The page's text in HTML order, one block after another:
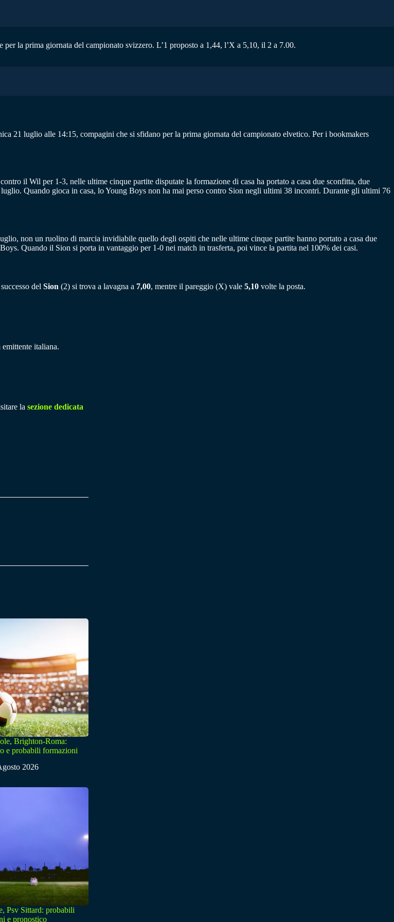
per la prima giornata del campionato svizzero. L’1 proposto a 1,44, l’X a 5,10, il 2 a 7.00.
21 luglio alle 14:15, compagini che si sfidano per la prima giornata del campionato elvetico. Per i bookmakers
il Wil per 1-3, nelle ultime cinque partite disputate la formazione di casa ha portato a casa due sconfitta, due
Quando gioca in casa, lo Young Boys non ha mai perso contro Sion negli ultimi 38 incontri. Durante gli ultimi 76
non un ruolino di marcia invidiabile quello degli ospiti che nelle ultime cinque partite hanno portato a casa due
Quando il Sion si porta in vantaggio per 1-0 nei match in trasferta, poi vince la partita nel 100% dei casi.
del Sion (2) si trova a lavagna a 7,00, mentre il pareggio (X) vale 5,10 volte la posta.
italiana.
la sezione dedicata
Brighton-Roma:
e probabili formazioni
2026
Psv Sittard: probabili
e pronostico